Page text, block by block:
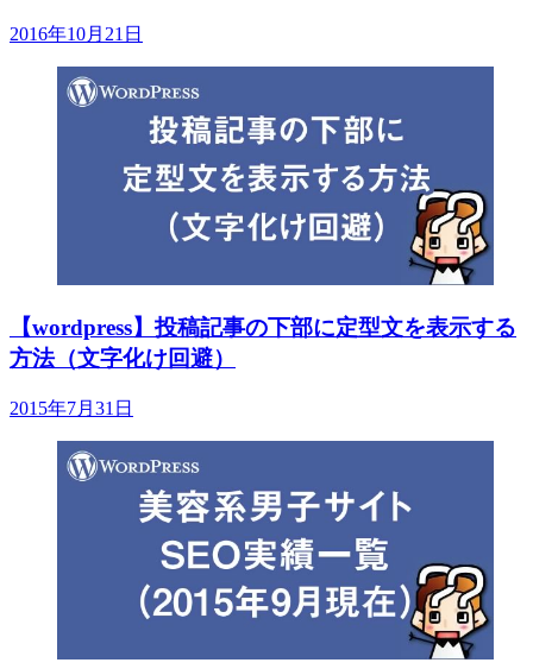
2016年10月21日
【wordpress】投稿記事の下部に定型文を表示する
方法（文字化け回避）
2015年7月31日